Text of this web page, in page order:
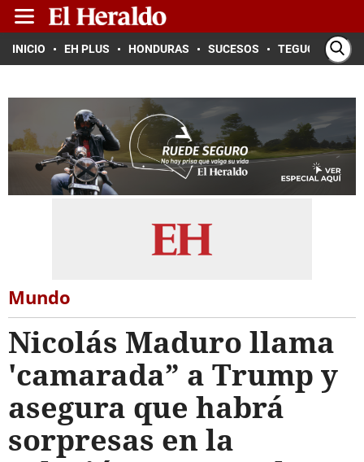
INICIO EH PLUS HONDURAS SUCESOS TEGUCIGALPA
Mundo
Nicolás Maduro llama
'camarada” a Trump y
asegura que habrá
sorpresas en la